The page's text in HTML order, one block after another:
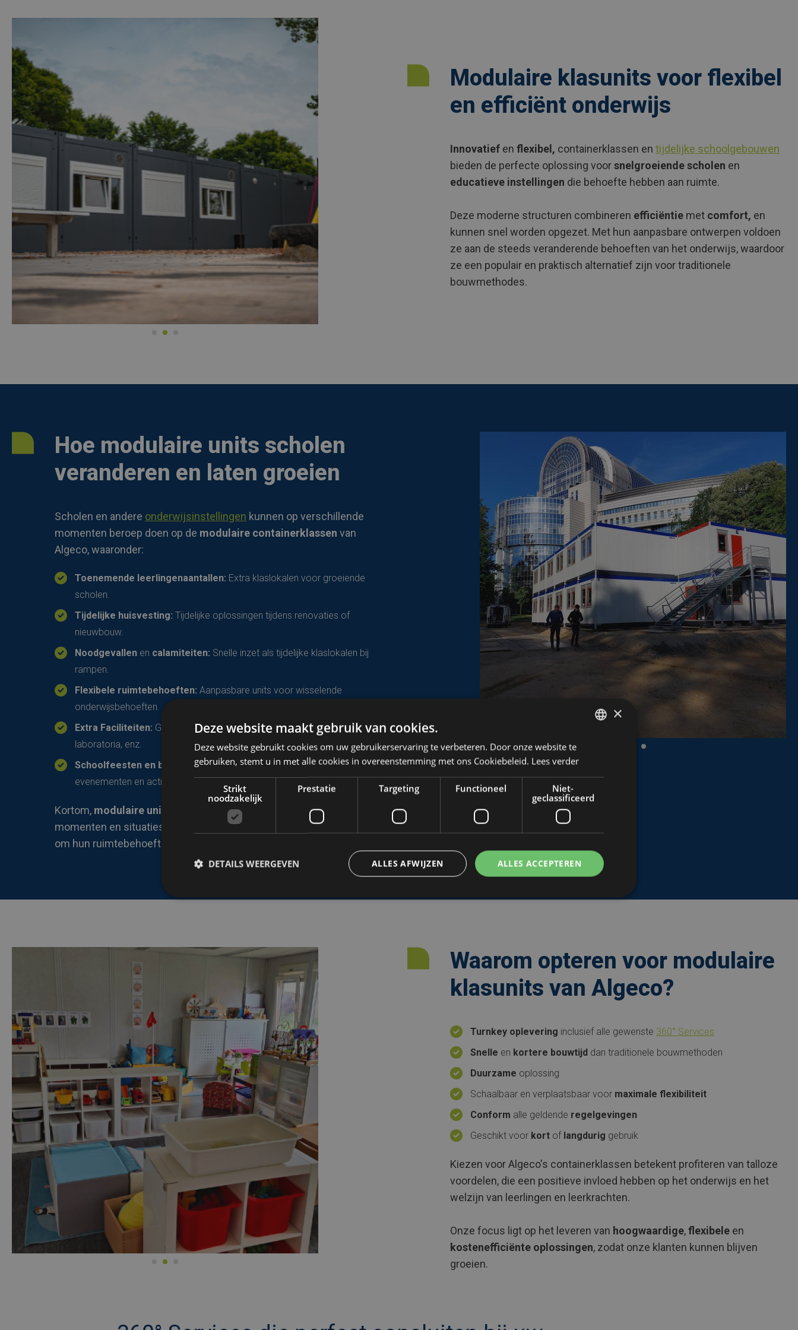
Modulaire klasunits voor flexibel
en efficiënt onderwijs
Innovatief en flexibel, containerklassen en tijdelijke schoolgebouwen
bieden de perfecte oplossing voorsnelgroeiende scholen en
educatieve instellingen die behoefte hebben aan ruimte.
Deze moderne structuren combineren efficiëntie met comfort, en
kunnen snel worden opgezet. Met hun aanpasbare ontwerpen voldoen
ze aan de steeds veranderende behoeften van het onderwijs, waardoor
ze een populair en praktisch alternatief zijn voor traditionele
bouwmethodes.
Hoe modulaire units scholen
veranderen en laten groeien
Scholen en andere onderwijsinstellingen kunnen op verschillende
momenten beroep doen op de modulaire containerklassen van
Algeco, waaronder:
Toenemende leerlingenaantallen: Extra klaslokalen voor groeiende
scholen.
Tijdelijke huisvesting: Tijdelijke oplossingen tijdens renovaties of
nieuwbouw.
Noodgevallen en calamiteiten: Snelle inzet als tijdelijke klaslokalen bij
rampen.
Flexibele ruimtebehoeften: Aanpasbare units voor wisselende
onderwijsbehoeften.
Extra Faciliteiten: Gebruik voor administratieve ruimtes, bibliotheken,
laboratoria, enz.
Schoolfeesten en buitenschoolse Activiteiten:Tijdelijke ruimtes voor
evenementen en activiteiten.
Kortom, modulaire units
van Algeco kunnen op veel verschillende
momenten en situaties een waardevolle oplossing bieden voor scholen
om hun ruimtebehoeften efficiënt en snel in te vullen.
Waarom opteren voor modulaire
klasunits van Algeco?
Turnkey oplevering inclusief alle gewenste 360° Services
Snelle en kortere bouwtijd dan traditionele bouwmethoden
Duurzame oplossing
Schaalbaar en verplaatsbaar voor maximale flexibiliteit
Conform alle geldende regelgevingen
Geschikt voor kort of langdurig gebruik
Kiezen voor Algeco's containerklassen betekent profiteren van talloze
voordelen, die een positieve invloed hebben op het onderwijs en het
welzijn van leerlingen en leerkrachten.
Onze focus ligt op het leveren van hoogwaardige,flexibele en
kostenefficiënte oplossingen, zodat onze klanten kunnen blijven
groeien.
×
Deze website maakt gebruik van cookies.
Deze website gebruikt cookies om uw gebruikerservaring te verbeteren. Door onze website te
gebruiken, stemt u in met alle cookies in overeenstemming met ons Cookiebeleid. Lees verder
Strikt
noodzakelijk
Prestatie Targeting Functioneel
Niet-
geclassificeerd
ALLES ACCEPTEREN
ALLES AFWIJZEN
DETAILS WEERGEVEN